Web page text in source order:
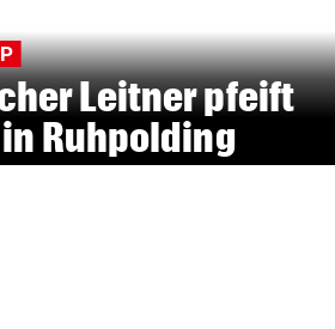
Leitner pfeift
Ruhpolding